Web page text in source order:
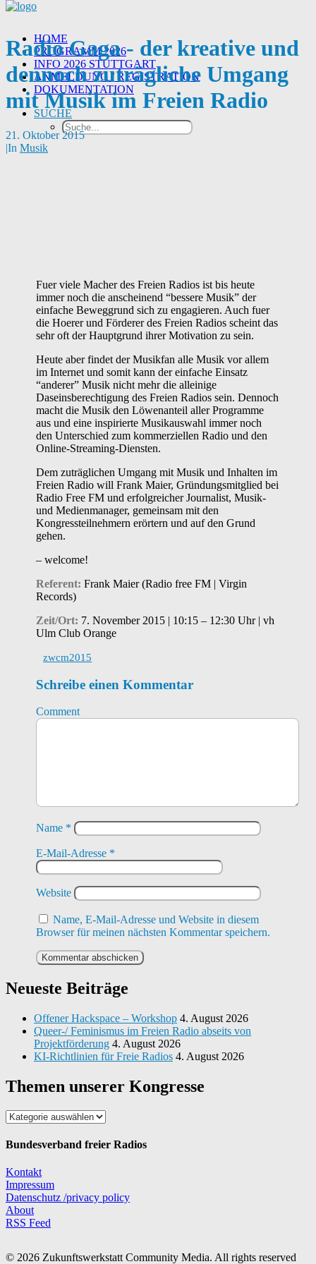
HOME
PROGRAMM 2026
INFO 2026 STUTTGART
ANMELDUNG / REGISTRATION
DOKUMENTATION
SUCHE
Radio Gaga - der kreative und
dennoch zuträgliche Umgang
mit Musik im Freien Radio
21. Oktober 2015
|In Musik
Fuer viele Macher des Freien Radios ist bis heute
immer noch die anscheinend “bessere Musik” der
einfache Beweggrund sich zu engagieren. Auch fuer
die Hoerer und Förderer des Freien Radios scheint das
sehr oft der Hauptgrund ihrer Motivation zu sein.
Heute aber findet der Musikfan alle Musik vor allem
im Internet und somit kann der einfache Einsatz
“anderer” Musik nicht mehr die alleinige
Daseinsberechtigung des Freien Radios sein. Dennoch
macht die Musik den Löwenanteil aller Programme
aus und eine inspirierte Musikauswahl immer noch
den Unterschied zum kommerziellen Radio und den
Online-Streaming-Diensten.
Dem zuträglichen Umgang mit Musik und Inhalten im
Freien Radio will Frank Maier, Gründungsmitglied bei
Radio Free FM und erfolgreicher Journalist, Musik-
und Medienmanager, gemeinsam mit den
Kongressteilnehmern erörtern und auf den Grund
gehen.
– welcome!
Referent:Frank Maier (Radio free FM | Virgin
Records)
Zeit/Ort: 7. November 2015 | 10:15 – 12:30 Uhr | vh
Ulm Club Orange
zwcm2015
Schreibe einen Kommentar
Comment
Name *
E-Mail-Adresse *
Website
Name, E-Mail-Adresse und Website in diesem
Browser für meinen nächsten Kommentar speichern.
Neueste Beiträge
Offener Hackspace – Workshop 4. August 2026
Queer-/ Feminismus im Freien Radio abseits von
Projektförderung 4. August 2026
KI-Richtlinien für Freie Radios 4. August 2026
Themen unserer Kongresse
Themen
Kongresse
Bundesverband freier Radios
Kontakt
Impressum
Datenschutz /privacy policy
About
RSS Feed
© 2026 Zukunftswerkstatt Community Media. All rights reserved